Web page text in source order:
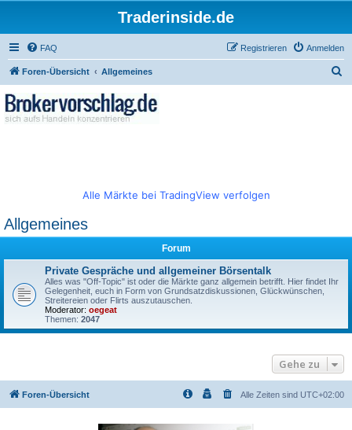
Traderinside.de
FAQ Anmelden
Registrieren
Foren-Übersicht Allgemeines
Alle Märkte bei TradingView verfolgen
Allgemeines
Forum
Private Gespräche und allgemeiner Börsentalk
Alles was "Off-Topic" ist oder die Märkte ganz allgemein betrifft. Hier findet Ihr
Gelegenheit, euch in Form von Grundsatzdiskussionen, Glückwünschen,
Streitereien oder Flirts auszutauschen.
Moderator: oegeat
Themen: 2047
Gehe zu
Foren-Übersicht Alle Zeiten sind UTC+02:00